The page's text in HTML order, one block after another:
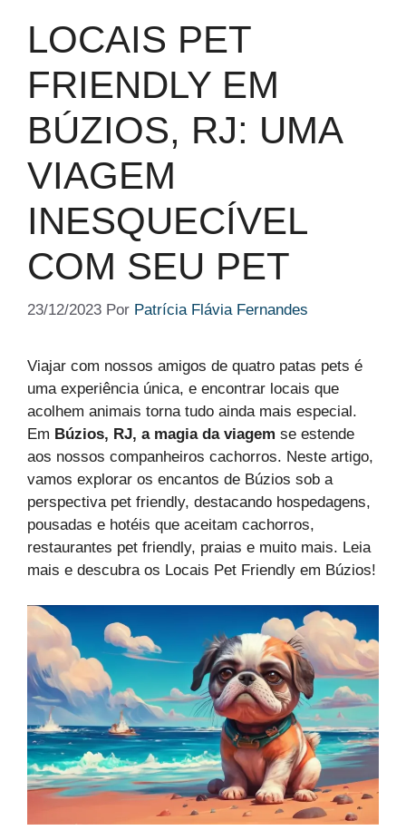
LOCAIS PET
FRIENDLY EM
BÚZIOS, RJ: UMA
VIAGEM
INESQUECÍVEL
COM SEU PET
23/12/2023 Por Patrícia Flávia Fernandes
Viajar com nossos amigos de quatro patas pets é
uma experiência única, e encontrar locais que
acolhem animais torna tudo ainda mais especial.
Em Búzios, RJ, a magia da viagem se estende
aos nossos companheiros cachorros. Neste artigo,
vamos explorar os encantos de Búzios sob a
perspectiva pet friendly, destacando hospedagens,
pousadas e hotéis que aceitam cachorros,
restaurantes pet friendly, praias e muito mais. Leia
mais e descubra os Locais Pet Friendly em Búzios!